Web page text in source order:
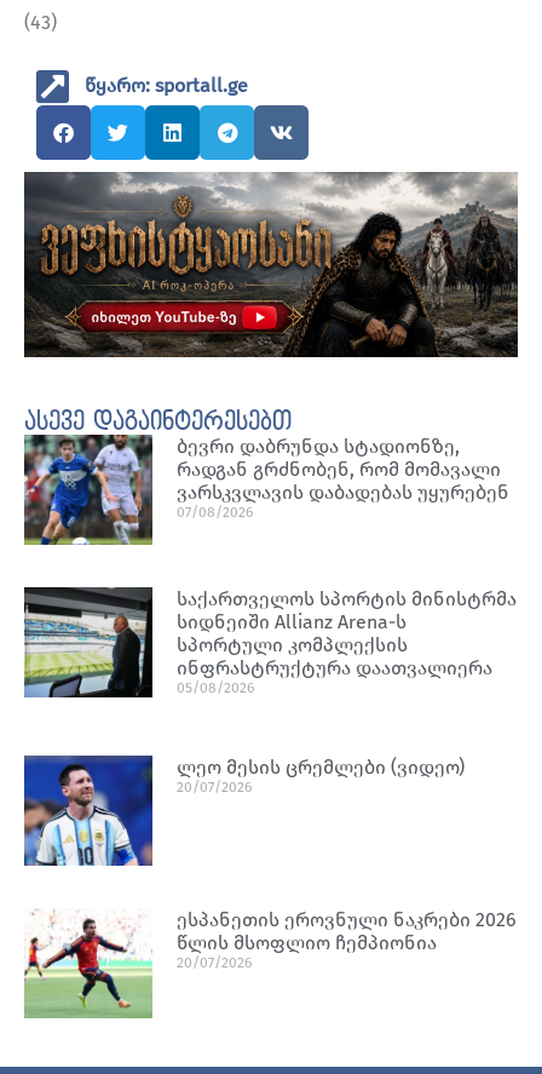
(43)
წყარო: sportall.ge
ასევე დაგაინტერესებთ
ბევრი დაბრუნდა სტადიონზე,
რადგან გრძნობენ, რომ მომავალი
ვარსკვლავის დაბადებას უყურებენ
07/08/2026
საქართველოს სპორტის მინისტრმა
სიდნეიში Allianz Arena-ს
სპორტული კომპლექსის
ინფრასტრუქტურა დაათვალიერა
05/08/2026
ლეო მესის ცრემლები (ვიდეო)
20/07/2026
ესპანეთის ეროვნული ნაკრები 2026
წლის მსოფლიო ჩემპიონია
20/07/2026